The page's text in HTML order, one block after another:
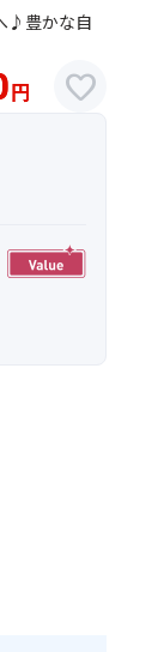
♪豊かな自
円 favorite